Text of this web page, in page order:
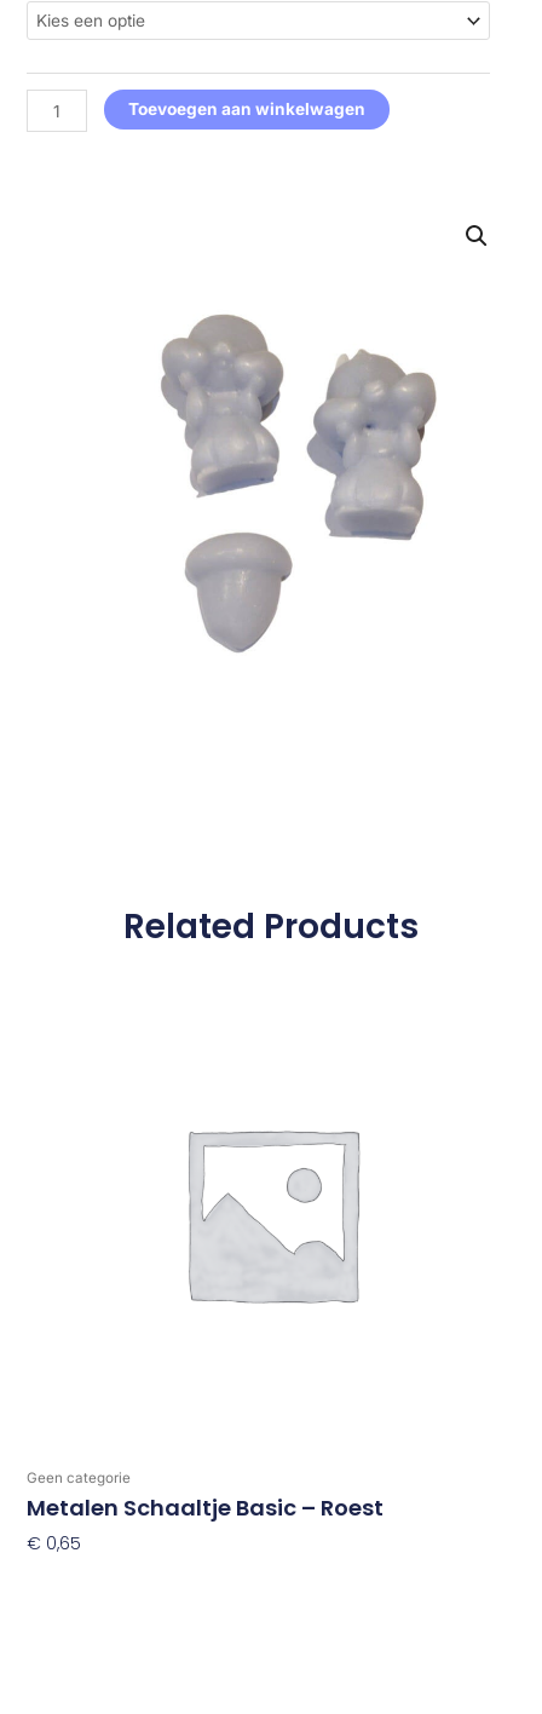
Babbel
set
aantal
Toevoegen aan winkelwagen
Related Products
Geen categorie
Metalen Schaaltje Basic – Roest
€ 0,65